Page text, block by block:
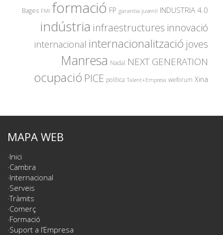
Bages FMI formació FP garantia juvenil INDUSTRIA 4.0
indústria infraestructures innovació
internacional internacionalització joves
Manresa Nadal NEXT GENERATION
ocupació PICE política Talent+Empresa weforum Xina
MAPA WEB
Inici
Cambra
Internacional
Serveis
Tràmits
Comerç
Formació
Suport a l’Empresa